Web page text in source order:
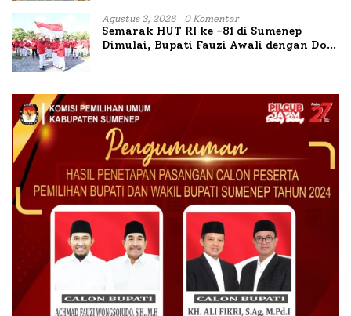
Agustus 3, 2026 0 Komentar
Semarak HUT RI ke -81 di Sumenep
Dimulai, Bupati Fauzi Awali dengan Doa